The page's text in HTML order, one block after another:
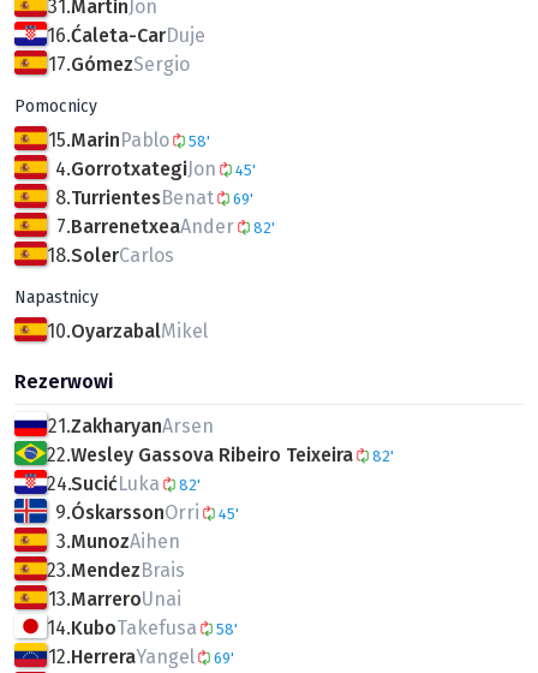
31.MartinJon
16.Ćaleta-CarDuje
17.GómezSergio
Pomocnicy
15.MarinPablo 58'
4.GorrotxategiJon 45'
8.TurrientesBenat 69'
7.BarrenetxeaAnder 82'
18.SolerCarlos
Napastnicy
10.OyarzabalMikel
Rezerwowi
21.ZakharyanArsen
22.Wesley Gassova Ribeiro Teixeira 82'
24.SucićLuka 82'
9.ÓskarssonOrri 45'
3.MunozAihen
23.MendezBrais
13.MarreroUnai
14.KuboTakefusa 58'
12.HerreraYangel 69'